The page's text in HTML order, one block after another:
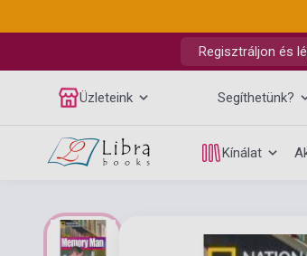
Regisztráljon és
Üzleteink Segíthetünk?
Kínálat